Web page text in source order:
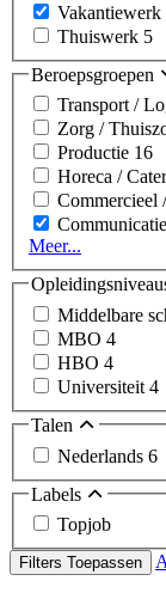
Vakantiewerk
Thuiswerk 5
Beroepsgroepen
Transport /
Zorg /
Productie 16
Horeca /
Commercieel
Meer...
Middelbare
MBO 4
HBO 4
Universiteit 4
Talen
Nederlands 6
Labels
Topjob
Filters Toepassen